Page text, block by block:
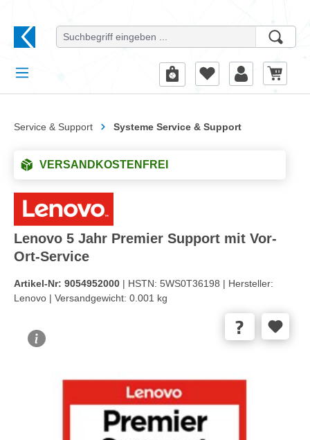
Service & Support Systeme Service & Support
VERSANDKOSTENFREI
Lenovo 5 Jahr Premier Support mit Vor-
Ort-Service
Artikel-Nr: 9054952000 | HSTN: 5WS0T36198 | Hersteller:
Lenovo | Versandgewicht: 0.001 kg